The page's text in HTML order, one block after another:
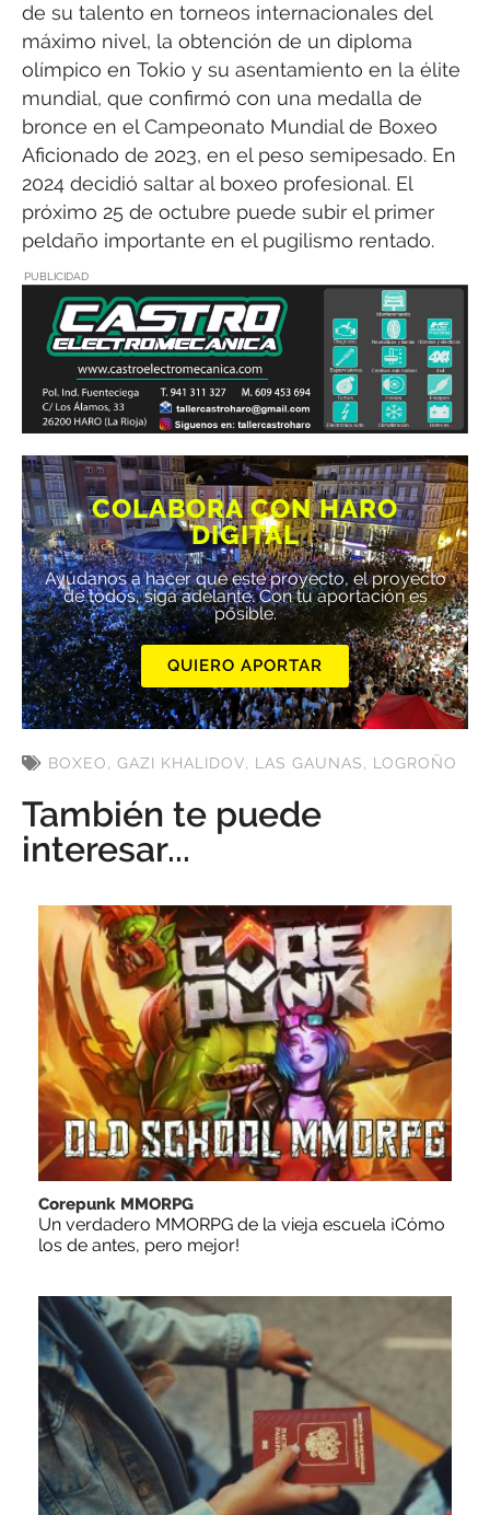
de su talento en torneos internacionales del
máximo nivel, la obtención de un diploma
olímpico en Tokio y su asentamiento en la élite
mundial, que confirmó con una medalla de
bronce en el Campeonato Mundial de Boxeo
Aficionado de 2023, en el peso semipesado. En
2024 decidió saltar al boxeo profesional. El
próximo 25 de octubre puede subir el primer
peldaño importante en el pugilismo rentado.
PUBLICIDAD
COLABORA CON HARO
DIGITAL
Ayúdanos a hacer que este proyecto, el proyecto
de todos, siga adelante. Con tu aportación es
posible.
QUIERO APORTAR
BOXEO, GAZI KHALIDOV, LAS GAUNAS, LOGROÑO
También te puede
interesar...
Corepunk MMORPG
Un verdadero MMORPG de la vieja escuela ¡Cómo
los de antes, pero mejor!